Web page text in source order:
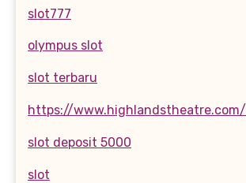
slot777
olympus slot
slot terbaru
https://www.highlandstheatre.com/
slot deposit 5000
slot